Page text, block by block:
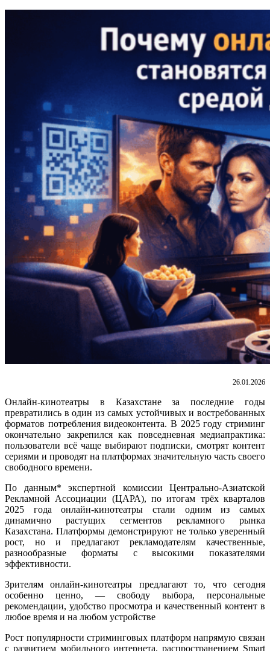
26.01.2026
Онлайн-кинотеатры в Казахстане за последние годы
превратились в один из самых устойчивых и востребованных
форматов потребления видеоконтента. В 2025 году стриминг
окончательно закрепился как повседневная медиапрактика:
пользователи всё чаще выбирают подписки, смотрят контент
сериями и проводят на платформах значительную часть своего
свободного времени.
По данным* экспертной комиссии Центрально-Азиатской
Рекламной Ассоциации (ЦАРА), по итогам трёх кварталов
2025 года онлайн-кинотеатры стали одним из самых
динамично растущих сегментов рекламного рынка
Казахстана. Платформы демонстрируют не только уверенный
рост, но и предлагают рекламодателям качественные,
разнообразные форматы с высокими показателями
эффективности.
Зрителям онлайн-кинотеатры предлагают то, что сегодня
особенно ценно, — свободу выбора, персональные
рекомендации, удобство просмотра и качественный контент в
любое время и на любом устройстве
Рост популярности стриминговых платформ напрямую связан
с развитием мобильного интернета, распространением Smart